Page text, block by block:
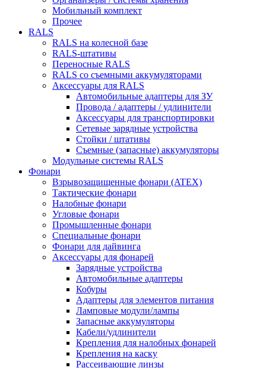
Мобильный комплект
Прочее
RALS
RALS на колесной базе
RALS-штативы
Переносные RALS
RALS со съемными аккумуляторами
Аксессуары для RALS
Автомобильные адаптеры для ЗУ
Провода / адаптеры / удлинители
Аксессуары для транспортировки
Сетевые зарядные устройства
Стойки / штативы
Съемные (запасные) аккумуляторы
Модульные системы RALS
Фонари
Взрывозащищенные фонари (ATEX)
Тактические фонари
Налобные фонари
Угловые фонари
Промышленные фонари
Специальные фонари
Фонари для дайвинга
Аксессуары для фонарей
Зарядные устройства
Автомобильные адаптеры
Кобуры
Адаптеры для элементов питания
Ламповые модули/лампы
Запасные аккумуляторы
Кабели/удлинители
Крепления для налобных фонарей
Крепления на каску
Рассеивающие линзы